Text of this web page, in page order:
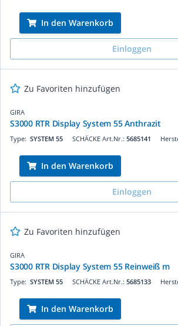
In den Warenkorb
Einloggen
Zu Favoriten hinzufügen
GIRA
S3000 RTR Display System 55 Anthrazit
SCHÄCKE Art.Nr.: 5685141
Type: SYSTEM 55
In den Warenkorb
Einloggen
Zu Favoriten hinzufügen
GIRA
S3000 RTR Display System 55 Reinweiß m
SCHÄCKE Art.Nr.: 5685133
Type: SYSTEM 55
In den Warenkorb